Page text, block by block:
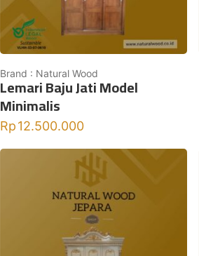
Brand : Natural Wood
Lemari Baju Jati Model
Minimalis
Rp12.500.000